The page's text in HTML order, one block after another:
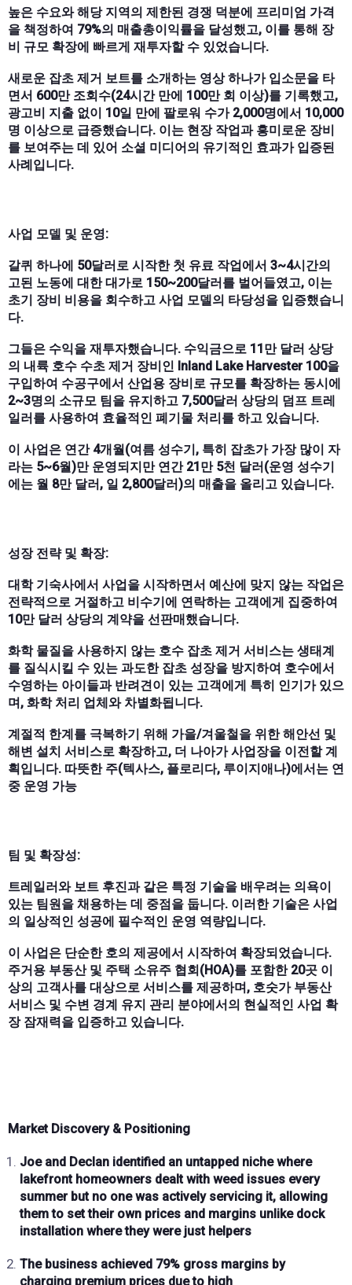
높은 수요와 해당 지역의 제한된 경쟁 덕분에 프리미엄 가격
을 책정하여 79%의 매출총이익률을 달성했고, 이를 통해 장
비 규모 확장에 빠르게 재투자할 수 있었습니다.
새로운 잡초 제거 보트를 소개하는 영상 하나가 입소문을 타
면서 600만 조회수(24시간 만에 100만 회 이상)를 기록했고,
광고비 지출 없이 10일 만에 팔로워 수가 2,000명에서 10,000
명 이상으로 급증했습니다. 이는 현장 작업과 흥미로운 장비
를 보여주는 데 있어 소셜 미디어의 유기적인 효과가 입증된
사례입니다.
사업 모델 및 운영:
갈퀴 하나에 50달러로 시작한 첫 유료 작업에서 3~4시간의
고된 노동에 대한 대가로 150~200달러를 벌어들였고, 이는
초기 장비 비용을 회수하고 사업 모델의 타당성을 입증했습니
다.
그들은 수익을 재투자했습니다. 수익금으로 11만 달러 상당
의 내륙 호수 수초 제거 장비인 Inland Lake Harvester 100을
구입하여 수공구에서 산업용 장비로 규모를 확장하는 동시에
2~3명의 소규모 팀을 유지하고 7,500달러 상당의 덤프 트레
일러를 사용하여 효율적인 폐기물 처리를 하고 있습니다.
이 사업은 연간 4개월(여름 성수기, 특히 잡초가 가장 많이 자
라는 5~6월)만 운영되지만 연간 21만 5천 달러(운영 성수기
에는 월 8만 달러, 일 2,800달러)의 매출을 올리고 있습니다.
성장 전략 및 확장:
대학 기숙사에서 사업을 시작하면서 예산에 맞지 않는 작업은
전략적으로 거절하고 비수기에 연락하는 고객에게 집중하여
10만 달러 상당의 계약을 선판매했습니다.
화학 물질을 사용하지 않는 호수 잡초 제거 서비스는 생태계
를 질식시킬 수 있는 과도한 잡초 성장을 방지하여 호수에서
수영하는 아이들과 반려견이 있는 고객에게 특히 인기가 있으
며, 화학 처리 업체와 차별화됩니다.
계절적 한계를 극복하기 위해 가을/겨울철을 위한 해안선 및
해변 설치 서비스로 확장하고, 더 나아가 사업장을 이전할 계
획입니다. 따뜻한 주(텍사스, 플로리다, 루이지애나)에서는 연
중 운영 가능
팀 및 확장성:
트레일러와 보트 후진과 같은 특정 기술을 배우려는 의욕이
있는 팀원을 채용하는 데 중점을 둡니다. 이러한 기술은 사업
의 일상적인 성공에 필수적인 운영 역량입니다.
이 사업은 단순한 호의 제공에서 시작하여 확장되었습니다.
주거용 부동산 및 주택 소유주 협회(HOA)를 포함한 20곳 이
상의 고객사를 대상으로 서비스를 제공하며, 호숫가 부동산
서비스 및 수변 경계 유지 관리 분야에서의 현실적인 사업 확
장 잠재력을 입증하고 있습니다.
Market Discovery & Positioning
Joe and Declan identified an untapped nichewhere
lakefront homeowners dealt with weed issues every
summerbut no one was actively servicing it, allowing
them to set their own prices and margins unlike dock
installation where they were just helpers
The business achieved 79% gross margins by
charging premium prices due to high